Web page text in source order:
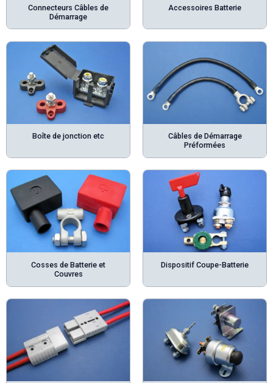
Connecteurs Câbles de
Démarrage
Accessoires Batterie
Boîte de jonction etc
Câbles de Démarrage
Préformées
Cosses de Batterie et
Couvres
Dispositif Coupe-Batterie